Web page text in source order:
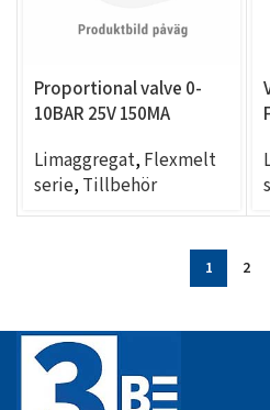
Proportional valve 0-
10BAR 25V 150MA
Limaggregat, Flexmelt
serie, Tillbehör
1 2